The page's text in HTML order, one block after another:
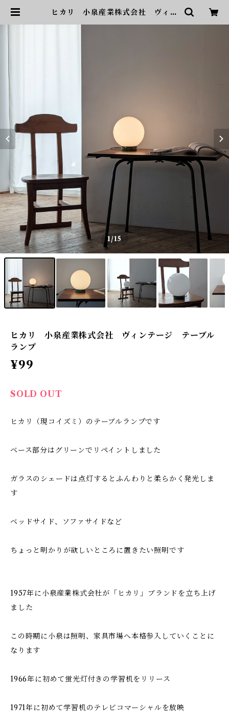
ヒカリ 小泉産業株式会社 ヴィン
1/15
ヒカリ 小泉産業株式会社 ヴィンテージ テーブル
ランプ
¥99
SOLD OUT
ヒカリ（現コイズミ）のテーブルランプです
ベース部分はグリーンでリペイントしました
ガラスのシェードは点灯するとふんわりと柔らかく発光しま
す
ベッドサイド、ソファサイドなど
ちょっと明かりが欲しいところに置きたい照明です
1957年に小泉産業株式会社が「ヒカリ」ブランドを立ち上げ
ました
この時期に小泉は照明、家具市場へ本格参入していくことに
なります
1966年に初めて蛍光灯付きの学習机をリリース
1971年に初めて学習机のテレビコマーシャルを放映